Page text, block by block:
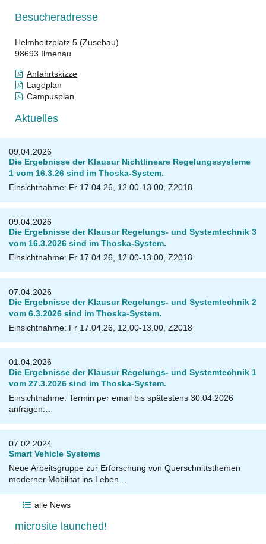
Besucheradresse
Helmholtzplatz 5 (Zusebau)
98693 Ilmenau
Anfahrtskizze
Lageplan
Campusplan
Aktuelles
09.04.2026
Die Ergebnisse der Klausur Nichtlineare Regelungssysteme
1 vom 16.3.26 sind im Thoska-System.
Einsichtnahme: Fr 17.04.26, 12.00-13.00, Z2018
09.04.2026
Die Ergebnisse der Klausur Regelungs- und Systemtechnik 3
vom 16.3.2026 sind im Thoska-System.
Einsichtnahme: Fr 17.04.26, 12.00-13.00, Z2018
07.04.2026
Die Ergebnisse der Klausur Regelungs- und Systemtechnik 2
vom 6.3.2026 sind im Thoska-System.
Einsichtnahme: Fr 17.04.26, 12.00-13.00, Z2018
01.04.2026
Die Ergebnisse der Klausur Regelungs- und Systemtechnik 1
vom 27.3.2026 sind im Thoska-System.
Einsichtnahme: Termin per email bis spätestens 30.04.2026
anfragen:…
07.02.2024
Smart Vehicle Systems
Neue Arbeitsgruppe zur Erforschung von Querschnittsthemen
moderner Mobilität ins Leben…
alle News
microsite launched!